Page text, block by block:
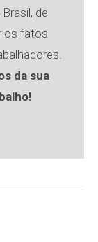
de
os fatos
da sua